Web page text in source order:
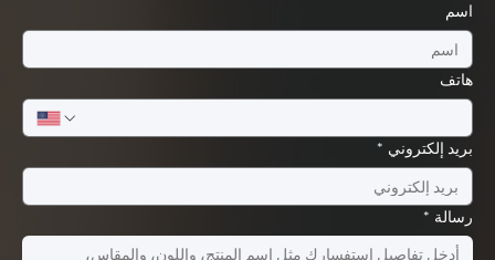
اسم
هاتف
بريد إلكتروني *
رسالة *